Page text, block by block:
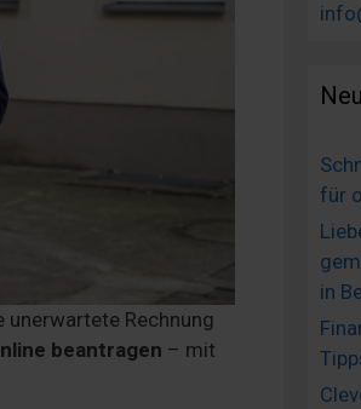
unerwartete Rechnung
beantragen – mit
für
in